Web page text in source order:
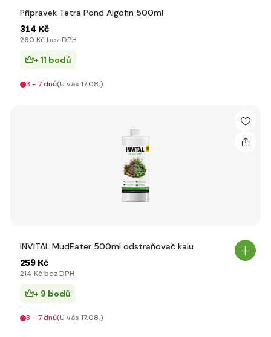
Přípravek Tetra Pond Algofin 500ml
314 Kč
260 Kč bez DPH
+ 11 bodů
3 - 7 dnů(U vás 17.08.)
INVITAL MudEater 500ml odstraňovač kalu
259 Kč
214 Kč bez DPH
+ 9 bodů
3 - 7 dnů(U vás 17.08.)